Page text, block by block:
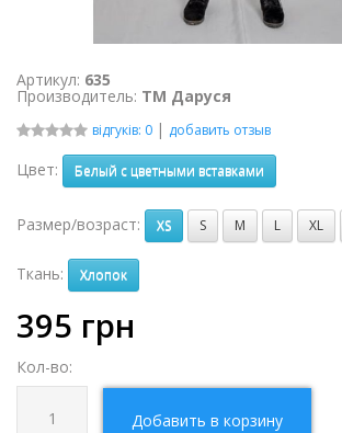
Артикул: 635
Производитель: ТМ Даруся
відгуків: 0 | добавить отзыв
Цвет: Белый с цветными вставками
Размер/возраст: XS S M L XL
Ткань: Хлопок
395 грн
Кол-во:
Добавить в корзину